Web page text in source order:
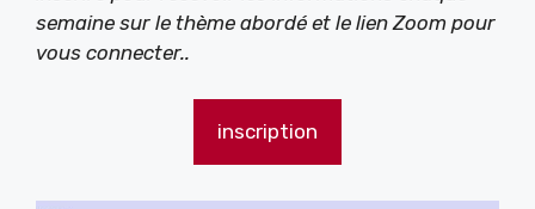
semaine sur le thème abordé et le lien Zoom pour
vous connecter..
inscription